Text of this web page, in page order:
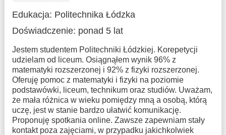
Edukacja: Politechnika Łódzka
Doświadczenie: ponad 5 lat
Jestem studentem Politechniki Łódzkiej. Korepetycji
udzielam od liceum. Osiągnąłem wynik 96% z
matematyki rozszerzonej i 92% z fizyki rozszerzonej.
Oferuję pomoc z matematyki i fizyki na poziomie
podstawówki, liceum, technikum oraz studiów. Uważam,
że mała różnica w wieku pomiędzy mną a osobą, którą
uczę, jest w stanie bardzo ułatwić komunikację.
Proponuję spotkania online. Zawsze zapewniam stały
kontakt poza zajęciami, w przypadku jakichkolwiek